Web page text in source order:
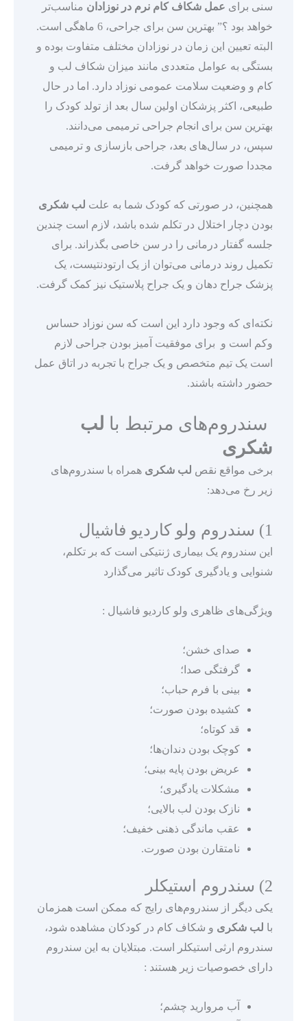
سنی برای عمل شکاف کام نرم در نوزادان مناسب‌تر
خواهد بود ؟” بهترین سن برای جراحی، 6 ماهگی است.
البته تعیین این زمان در نوزادان مختلف متفاوت بوده و
بستگی به عوامل متعددی مانند میزان شکاف لب و
کام و وضعیت سلامت عمومی نوزاد دارد. اما در حال
طبیعی، اکثر پزشکان اولین سال بعد از تولد کودک را
بهترین سن برای انجام جراحی ترمیمی می‌دانند.
سپس، در سال‌های بعد، جراحی بازسازی و ترمیمی
مجددا صورت خواهد گرفت.
همچنین، در صورتی که کودک شما به علت لب شکری
بودن دچار اختلال در تکلم شده باشد، لازم است چندین
جلسه گفتار درمانی را در سن خاصی بگذراند. برای
تکمیل روند درمانی می‌توان از یک ارتودنتیست، یک
پزشک جراح دهان و یک جراح پلاستیک نیز کمک گرفت.
نکته‌ای که وجود دارد این است که سن نوزاد حساس
وکم است و برای موفقیت آمیز بودن جراحی لازم
است یک تیم متخصص و یک جراح با تجربه در اتاق عمل
حضور داشته باشند.
سندروم‌های مرتبط با لب
شکری
برخی مواقع نقص لب شکری همراه با سندروم‌های
زیر رخ می‌دهد:
1) سندروم ولو کاردیو فاشیال
این سندروم یک بیماری ژنتیکی است که بر تکلم،
شنوایی و یادگیری کودک تاثیر می‌گذارد
ویژگی‌های ظاهری ولو کاردیو فاشیال :
صدای خشن؛
گرفتگی صدا؛
بینی با فرم حباب؛
کشیده بودن صورت؛
قد کوتاه؛
کوچک بودن دندان‌ها؛
عریض بودن پایه بینی؛
مشکلات یادگیری؛
نازک بودن لب بالایی؛
عقب ماندگی ذهنی خفیف؛
نامتقارن بودن صورت.
2) سندروم استیکلر
یکی دیگر از سندروم‌های رایج که ممکن است همزمان
با لب شکری و شکاف کام در کودکان مشاهده شود،
سندروم ارثی استیکلر است. مبتلایان به این سندروم
دارای خصوصیات زیر هستند :
آب مروارید چشم؛